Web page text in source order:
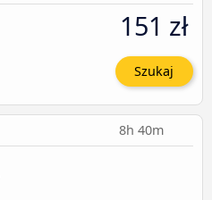
151 zł
Szukaj
8h 40m